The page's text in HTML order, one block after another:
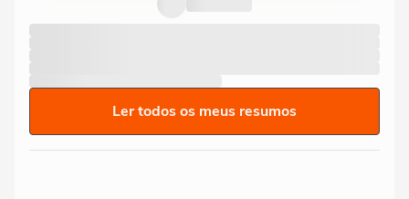
Ler todos os meus resumos